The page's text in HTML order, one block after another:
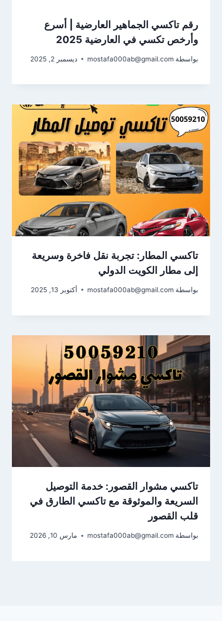
رقم تاكسي الجماهير العارضية | أسرع
وأرخص تكسي في العارضية 2025
بواسطة mostafa000ab@gmail.com ديسمبر 2, 2025
تاكسي المطار: تجربة نقل فاخرة وسريعة
إلى مطار الكويت الدولي
بواسطة mostafa000ab@gmail.com أكتوبر 13, 2025
تاكسي مشوار القصور: خدمة التوصيل
السريعة والموثوقة مع تاكسي الطارق في
قلب القصور
بواسطة mostafa000ab@gmail.com مارس 10, 2026